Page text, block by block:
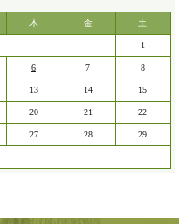
木 金 土
1
6 7 8
13 14 15
20 21 22
27 28 29